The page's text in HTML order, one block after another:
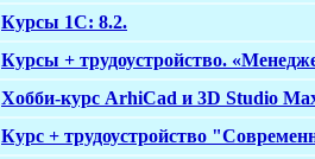
Курсы 1С: 8.2.
Курсы + трудоустройство.
Хобби-курс ArhiCad и 3D Studio
Курс + трудоустройство